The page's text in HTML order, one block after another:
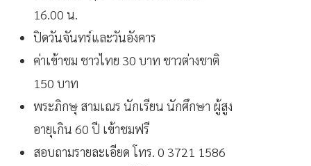
16.00 น.
ปิดวันจันทร์และวันอังคาร
ค่าเข้าชม ชาวไทย 30 บาท ชาวต่างชาติ
150 บาท
พระภิกษุ สามเณร นักเรียน นักศึกษา ผู้สูง
อายุเกิน 60 ปี เข้าชมฟรี
สอบถามรายละเอียด โทร. 0 3721 1586